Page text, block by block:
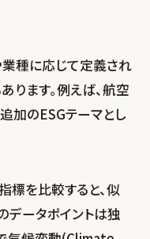
種に応じて定義され
ります。例えば、航空
加のESGテーマとし
標を比較すると、似
データポイントは独